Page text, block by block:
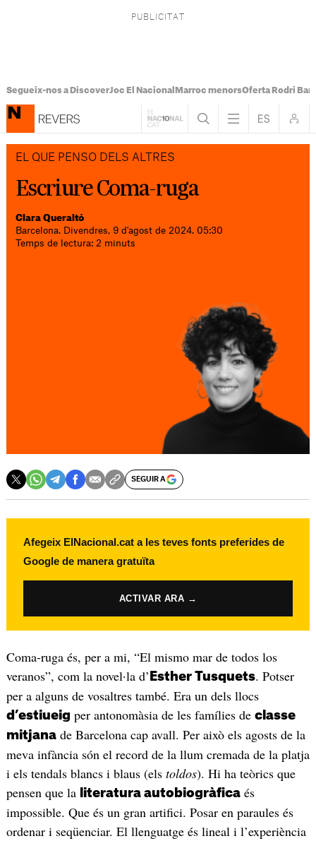
Segueix-nos a DiscoverJoc El Nacional Marroc menorsOferta Rodri
EL QUE PENSO DELS ALTRES
Escriure Coma-ruga
Clara Queraltó
Barcelona. Divendres, 9 d'agost de 2024. 05:30
Temps de lectura: 2 minuts
SEGUIR A
Afegeix ElNacional.cat a les teves fonts preferides de
Google de manera gratuïta
ACTIVAR ARA →
Coma-ruga és, per a mi, “El mismo mar de todos los
veranos”, com la novel·la d’ Esther Tusquets. Potser
per a alguns de vosaltres també. Era un dels llocs
d’estiueig per antonomàsia de les famílies de classe
mitjanade Barcelona cap avall. Per això els agosts de la
meva infància són el record de la llum cremada de la platja
i els tendals blancs i blaus (els toldos). Hi ha teòrics que
pensen que la
literatura autobiogràficaés
impossible. Que és un gran artifici. Posar en paraules és
ordenar i seqüenciar. El llenguatge és lineal i l’experiència